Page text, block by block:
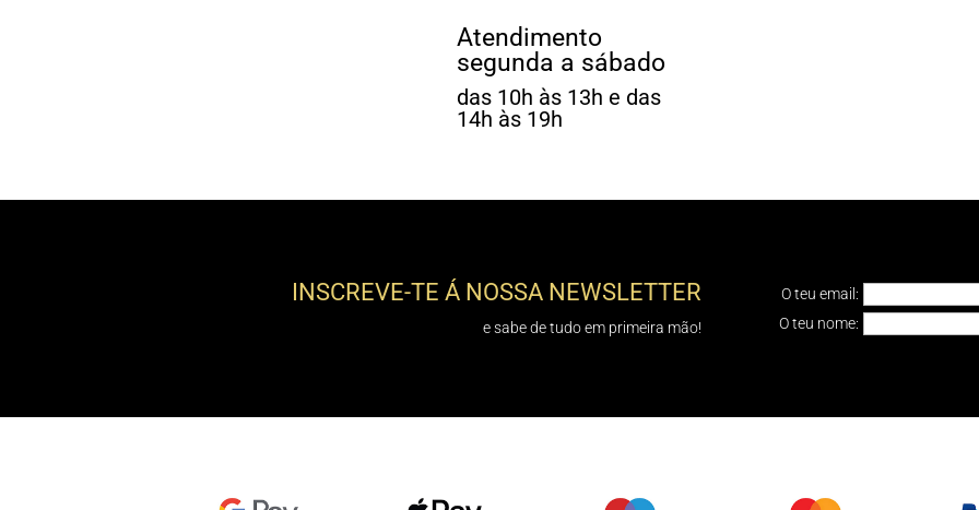
Atendimento
segunda a sábado
das 10h às 13h e das
14h às 19h
INSCREVE-TE Á NOSSA NEWSLETTER
e sabe de tudo em primeira mão!
O teu email:
O teu nome: